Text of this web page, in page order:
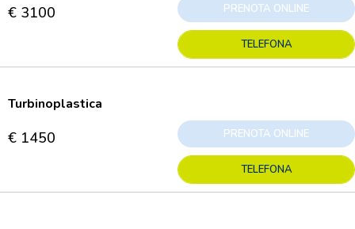
€ 3100 PRENOTA ONLINE
TELEFONA
Turbinoplastica
€ 1450 PRENOTA ONLINE
TELEFONA